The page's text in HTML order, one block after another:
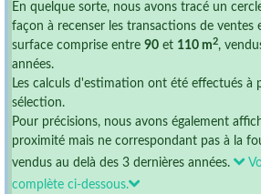
En quelque sorte, nous avons tracé un
façon à recenser les transactions de ventes
surface comprise entre 90 et 110 m2,
années.
Les calculs d'estimation ont été effectués à
sélection.
Pour précisions, nous avons également
proximité mais ne correspondant pas à la
vendus au delà des 3 dernières années.
complète ci-dessous.